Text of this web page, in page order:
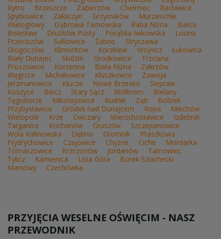
Rytro
Brzeszcze Zabierzów Chełmiec
Racławice
Spytkowice
Zakliczyn Grzymałów
Murzasichle
Wielogłowy
Dąbrowa Tarnowska Raba Niżna
Balice
Bolesław
Drużków Pusty Porąbka Iwkowska
Lusina
Przeciszów
Sułkowice Żabno
Stryszawa
Głogoczów
Klimontów Korzkiew Wojnicz
Łukowica
Biały Dunajec
Skidziń Grodkowice
Trzciana
Proszowice
Korzenna Biała Niżna
Zakrzów
Węgrzce
Michałowice Kluszkowce
Zawoja
Jerzmanowice
Klucze Nowe Brzesko
Siepraw
Koszyce
Biecz Stary Sącz Wolbrom
Bielany
Tęgoborze
Mikołajowice Rudnik Ząb
Bobrek
Przybysławice
Gródek nad Dunajcem Ropa
Miechów
Wielopole
Krze Owczary Wierzchosławice
Izdebnik
Targanice
Kochanów Gruszów
Szczepanowice
Wola Kalinowska
Dębno Gromnik
Ptaszkowa
Frydrychowice
Czajowice Chyżne Ciche
Mordarka
Tomaszowice
Krzczonów Jordanów
Tarnowiec
Tylicz
Kamienica Lisia Góra
Borek Szlachecki
Maniowy
Czechówka
PRZYJĘCIA WESELNE OŚWIĘCIM - NASZ
PRZEWODNIK